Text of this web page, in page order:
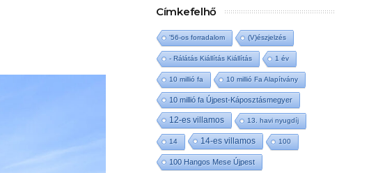
Címkefelhő
'56-os forradalom (V)észjelzés
- Rálátás Kiállítás Kiállítás 1 év
10 millió fa 10 millió Fa Alapítvány
10 millió fa Újpest-Káposztásmegyer
12-es villamos 13. havi nyugdíj
14 14-es villamos 100
100 Hangos Mese Újpest